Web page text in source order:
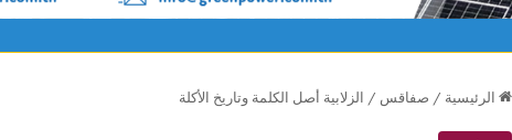
الرئيسية / صفاقس / الزلابية أصل الكلمة وتاريخ الأكلة